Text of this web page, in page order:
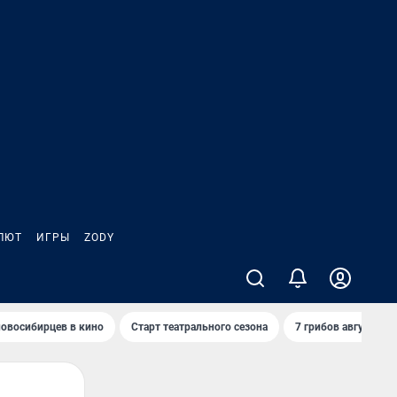
ИГРЫ ZODY
в кино Старт театрального сезона 7 грибов августа